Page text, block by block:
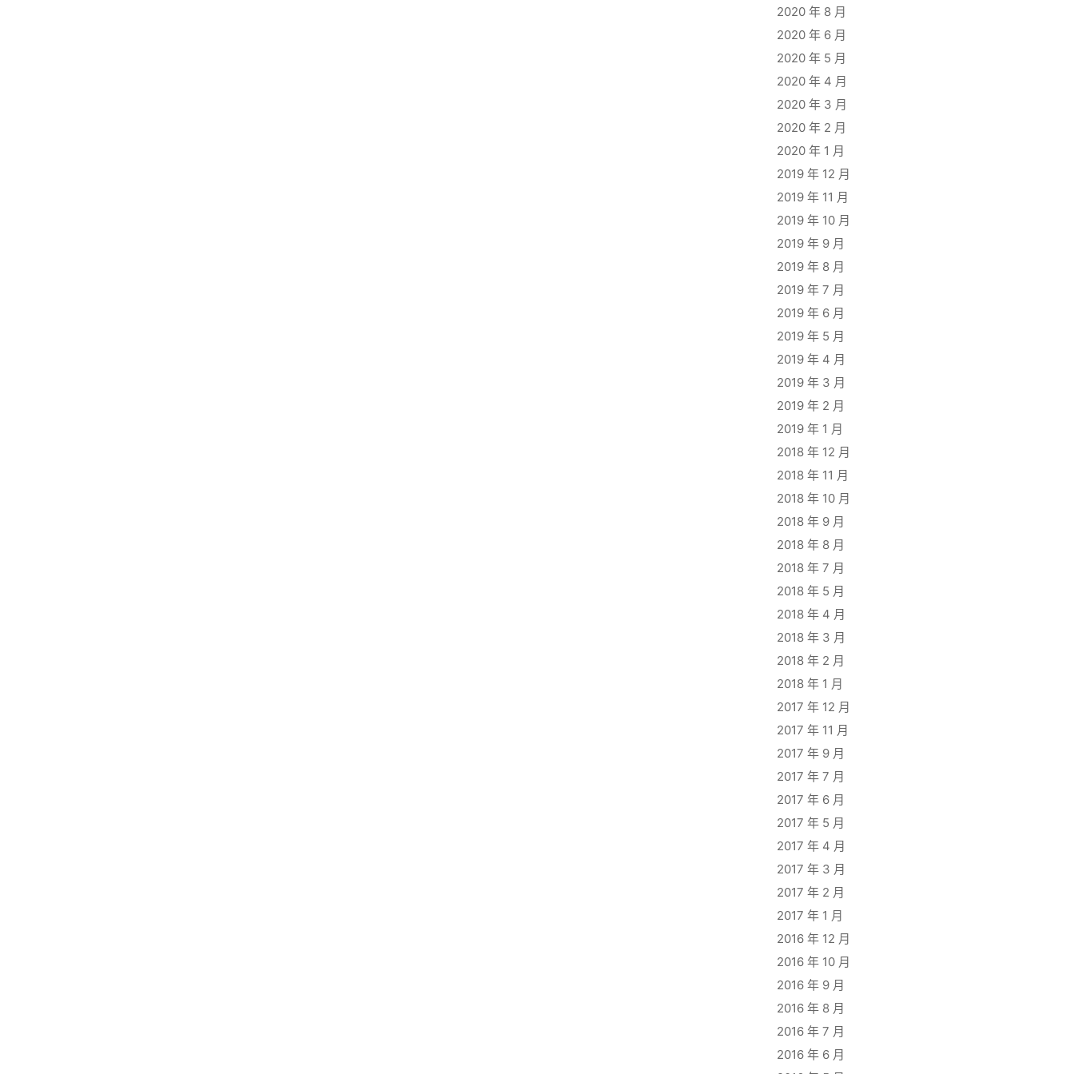
2020 年 8 月
2020 年 6 月
2020 年 5 月
2020 年 4 月
2020 年 3 月
2020 年 2 月
2020 年 1 月
2019 年 12 月
2019 年 11 月
2019 年 10 月
2019 年 9 月
2019 年 8 月
2019 年 7 月
2019 年 6 月
2019 年 5 月
2019 年 4 月
2019 年 3 月
2019 年 2 月
2019 年 1 月
2018 年 12 月
2018 年 11 月
2018 年 10 月
2018 年 9 月
2018 年 8 月
2018 年 7 月
2018 年 5 月
2018 年 4 月
2018 年 3 月
2018 年 2 月
2018 年 1 月
2017 年 12 月
2017 年 11 月
2017 年 9 月
2017 年 7 月
2017 年 6 月
2017 年 5 月
2017 年 4 月
2017 年 3 月
2017 年 2 月
2017 年 1 月
2016 年 12 月
2016 年 10 月
2016 年 9 月
2016 年 8 月
2016 年 7 月
2016 年 6 月